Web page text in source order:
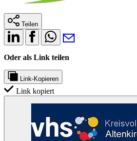
Teilen
Oder als Link teilen
Link-Kopieren
Link kopiert